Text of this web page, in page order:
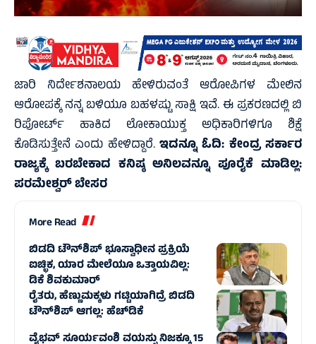
ಜಾರಿ ನಿರ್ದೇಶನಾಲಯ ಹೇಳಿರುವಂತೆ ಆರೋಪಿಗಳ ಮೇಲಿನ
ಆರೋಪಕ್ಕೆ ನನ್ನ ಬಳಿಯೂ ಬಹಳಷ್ಟು ಸಾಕ್ಷಿ ಇವೆ. ಈ ಪ್ರಕರಣದಲ್ಲಿ ಬಿ
ರಿಪೋರ್ಟ್‌ ಹಾಕಿದ ಲೋಕಾಯುಕ್ತ ಅಧಿಕಾರಿಗಳಿಗೂ ಶಿಕ್ಷೆ
ಕೊಡಿಸುತ್ತೇನೆ ಎಂದು ಹೇಳಿದ್ದಾರೆ. ಇದನ್ನೂ ಓದಿ: ಕೇಂದ್ರ ಸರ್ಕಾರ
ರಾಜ್ಯಕ್ಕೆ ಬರಬೇಕಾದ ಕನಿಷ್ಠ ಅನಿಲವನ್ನೂ ಪೂರೈಕೆ ಮಾಡಿಲ್ಲ:
ಪರಮೇಶ್ವರ್‌ ಬೇಸರ
More Read
ಬಿಡದಿ ಟೌನ್‌ಶಿಪ್‌ ಭೂಸ್ವಾಧೀನ ಪ್ರಕ್ರಿಯೆ
ಐಚ್ಛಿಕ, ಯಾರ ಮೇಲೆಯೂ ಒತ್ತಾಯವಿಲ್ಲ:
ಡಿಕೆ ಶಿವಕುಮಾರ್‌
ರೈತರು, ಹೆಣ್ಣುಮಕ್ಕಳು ಗಟ್ಟಿಯಾಗಿದ್ರೆ ಬಿಡದಿ
ಟೌನ್‌ಶಿಪ್ ಆಗಲ್ಲ: ಹೆಚ್‌ಡಿಕೆ
ವೈಭವ್ ಸೂರ್ಯವಂಶಿ ವಯಸ್ಸು ನಿಜಕ್ಕೂ 15